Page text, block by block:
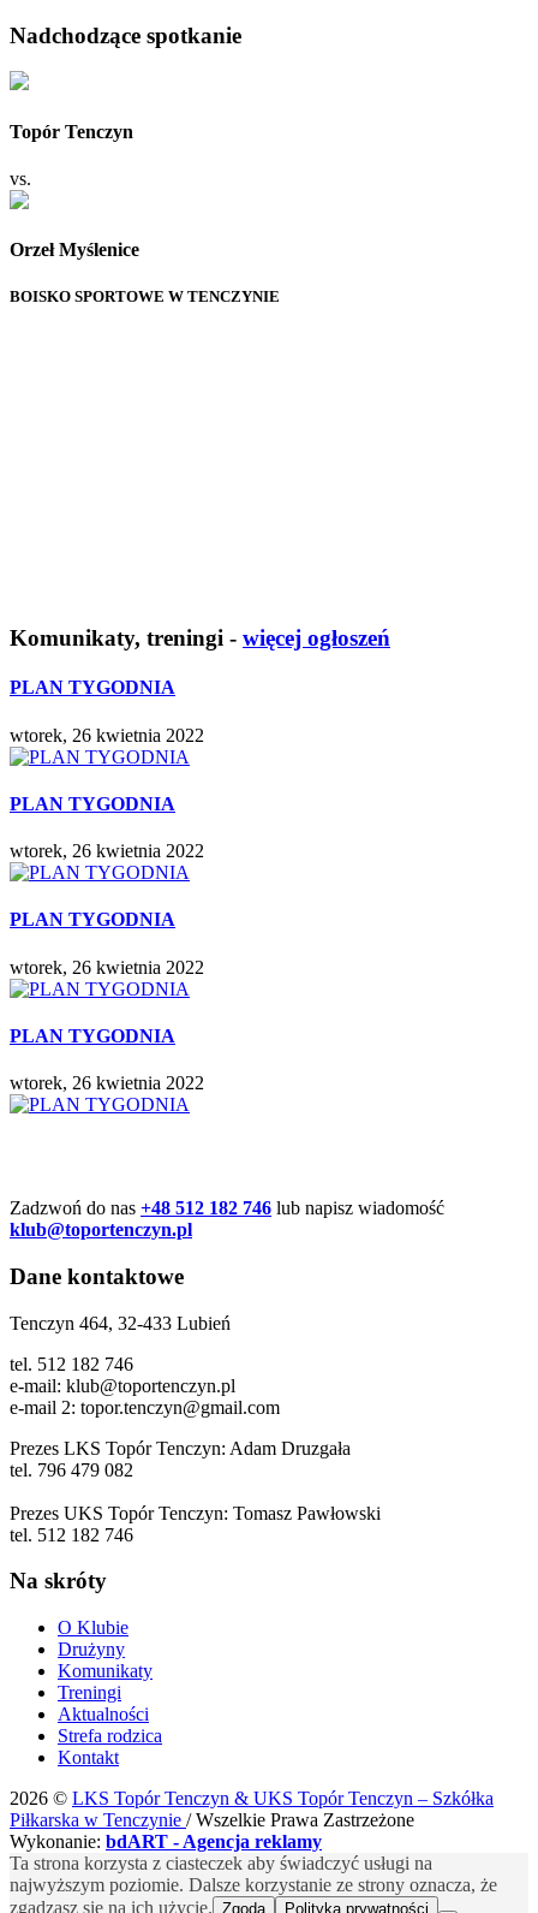
Nadchodzące spotkanie
Topór Tenczyn
vs.
Orzeł Myślenice
BOISKO SPORTOWE W TENCZYNIE
Komunikaty, treningi - więcej ogłoszeń
PLAN TYGODNIA
wtorek, 26 kwietnia 2022
PLAN TYGODNIA
wtorek, 26 kwietnia 2022
PLAN TYGODNIA
wtorek, 26 kwietnia 2022
PLAN TYGODNIA
wtorek, 26 kwietnia 2022
Zadzwoń do nas +48 512 182 746 lub napisz wiadomość
klub@toportenczyn.pl
Dane kontaktowe
Tenczyn 464, 32-433 Lubień
tel. 512 182 746
e-mail: klub@toportenczyn.pl
e-mail 2: topor.tenczyn@gmail.com
Prezes LKS Topór Tenczyn: Adam Druzgała
tel. 796 479 082
Prezes UKS Topór Tenczyn: Tomasz Pawłowski
tel. 512 182 746
Na skróty
O Klubie
Drużyny
Komunikaty
Treningi
Aktualności
Strefa rodzica
Kontakt
2026 © LKS Topór Tenczyn & UKS Topór Tenczyn – Szkółka
Piłkarska w Tenczynie / Wszelkie Prawa Zastrzeżone
Wykonanie: bdART - Agencja reklamy
Ta strona korzysta z ciasteczek aby świadczyć usługi na
najwyższym poziomie. Dalsze korzystanie ze strony oznacza, że
zgadzasz się na ich użycie. Zgoda Polityka prywatności